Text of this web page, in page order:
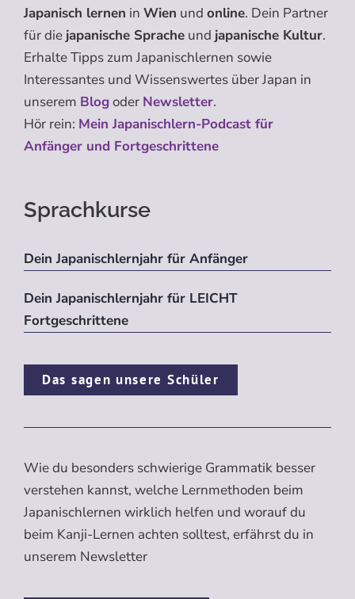
Japanisch lernen in Wien und online. Dein Partner
für die japanische Sprache und japanische Kultur.
Erhalte Tipps zum Japanischlernen sowie
Interessantes und Wissenswertes über Japan in
unserem Blogoder Newsletter.
Hör rein: Mein Japanischlern-Podcast für
Anfänger und Fortgeschrittene
Sprachkurse
Dein Japanischlernjahr für Anfänger
Dein Japanischlernjahr für LEICHT
Fortgeschrittene
Das sagen unsere Schüler
Wie du besonders schwierige Grammatik besser
verstehen kannst, welche Lernmethoden beim
Japanischlernen wirklich helfen und worauf du
beim Kanji-Lernen achten solltest, erfährst du in
unserem Newsletter